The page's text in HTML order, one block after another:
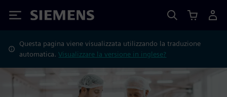
Siemens
Questa pagina viene visualizzata utilizzando la traduzione
automatica.Visualizzare la versione in inglese?